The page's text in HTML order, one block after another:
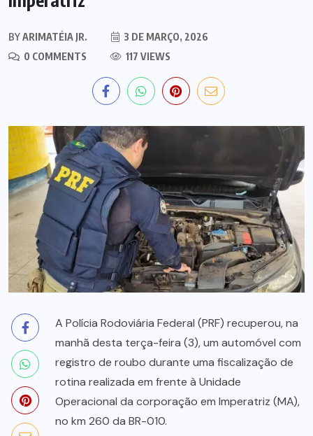
BYARIMATÉIA JR.
3 DE MARÇO, 2026
0 COMMENTS
117 VIEWS
A Polícia Rodoviária Federal (PRF) recuperou, na
manhã desta terça-feira (3), um automóvel com
registro de roubo durante uma fiscalização de
rotina realizada em frente à Unidade
Operacional da corporação em Imperatriz (MA),
no km 260 da BR-010.